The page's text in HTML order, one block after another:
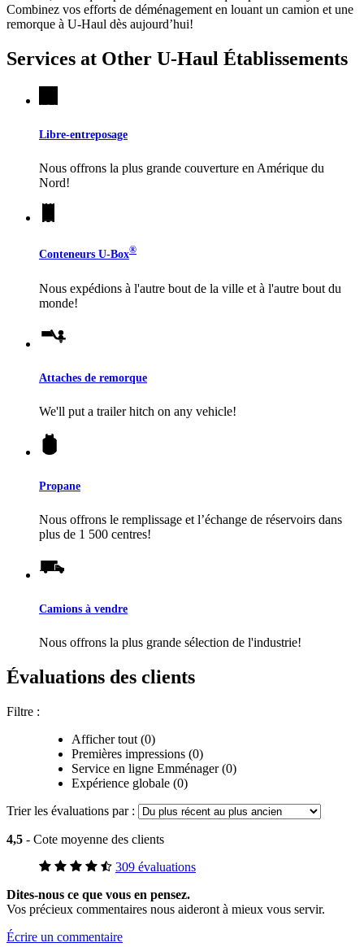
Combinez vos efforts de déménagement en louant un camion et une
remorque à U-Haul dès aujourd’hui!
Services at Other U-Haul Établissements
Libre-entreposage
Nous offrons la plus grande couverture en Amérique du
Nord!
Conteneurs U-Box®
Nous expédions à l'autre bout de la ville et à l'autre bout du
monde!
Attaches de remorque
We'll put a trailer hitch on any vehicle!
Propane
Nous offrons le remplissage et l’échange de réservoirs dans
plus de 1 500 centres!
Camions à vendre
Nous offrons la plus grande sélection de l'industrie!
Évaluations des clients
Filtre :
Afficher tout (0)
Premières impressions (0)
Service en ligne Emménager (0)
Expérience globale (0)
Trier les évaluations par :
4,5 - Cote moyenne des clients
309 évaluations
Dites-nous ce que vous en pensez.
Vos précieux commentaires nous aideront à mieux vous servir.
Écrire un commentaire